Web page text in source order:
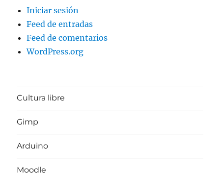
Iniciar sesión
Feed de entradas
Feed de comentarios
WordPress.org
Cultura libre
Gimp
Arduino
Moodle